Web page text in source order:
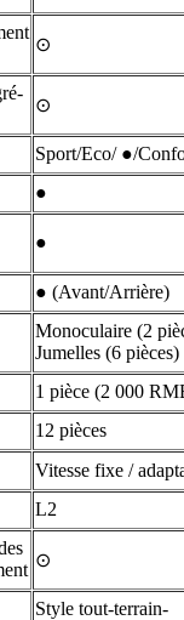
⊙
⊙
Sport/Eco/ ●/
●
●
● (Avant/Arrière)
Monoculaire (2
Jumelles (6 pièces)
1 pièce (2 000
12 pièces
Vitesse fixe /
L2
⊙
Style tout-terrain-